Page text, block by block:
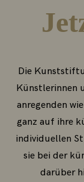
Die
Künstlerinnen
anregenden
ganz auf ihre
individuellen
sie bei der
darüber